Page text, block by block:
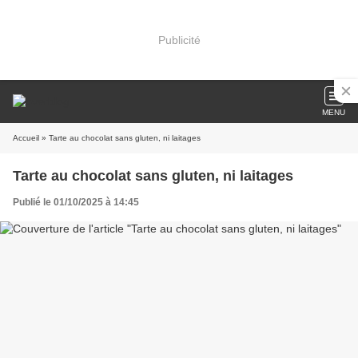
Publicité
MENU
Accueil » Tarte au chocolat sans gluten, ni laitages
Tarte au chocolat sans gluten, ni laitages
Publié le 01/10/2025 à 14:45